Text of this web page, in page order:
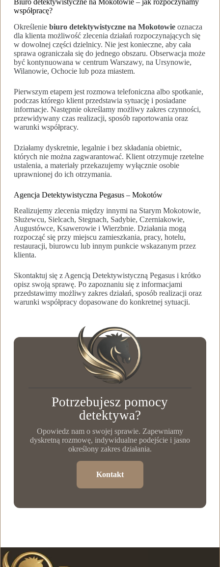
współpracę?
Określenie biuro detektywistyczne na Mokotowieoznacza
dla klienta możliwość zlecenia działań rozpoczynających się
w dowolnej części dzielnicy. Nie jest konieczne, aby cała
sprawa ograniczała się do jednego obszaru. Obserwacja może
być kontynuowana w centrum Warszawy, na Ursynowie,
Wilanowie, Ochocie lub poza miastem.
Pierwszym etapem jest rozmowa telefoniczna albo spotkanie,
podczas którego klient przedstawia sytuację i posiadane
informacje. Następnie określamy możliwy zakres czynności,
przewidywany czas realizacji, sposób raportowania oraz
warunki współpracy.
Działamy dyskretnie, legalnie i bez składania obietnic,
których nie można zagwarantować. Klient otrzymuje rzetelne
ustalenia, a materiały przekazujemy wyłącznie osobie
uprawnionej do ich otrzymania.
Agencja Detektywistyczna Pegasus – Mokotów
Realizujemy zlecenia między innymi na Starym Mokotowie,
Służewcu, Sielcach, Stegnach, Sadybie, Czerniakowie,
Augustówce, Ksawerowie i Wierzbnie. Działania mogą
rozpocząć się przy miejscu zamieszkania, pracy, hotelu,
restauracji, biurowcu lub innym punkcie wskazanym przez
klienta.
Skontaktuj się z Agencją Detektywistyczną Pegasus i krótko
opisz swoją sprawę. Po zapoznaniu się z informacjami
przedstawimy możliwy zakres działań, sposób realizacji oraz
warunki współpracy dopasowane do konkretnej sytuacji.
Potrzebujesz pomocy
detektywa?
Opowiedz nam o swojej sprawie. Zapewniamy
dyskretną rozmowę, indywidualne podejście i jasno
określony zakres działania.
Kontakt